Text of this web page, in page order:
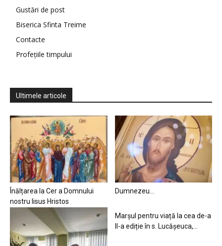
Gustări de post
Biserica Sfinta Treime
Contacte
Profețiile timpului
Ultimele articole
Înălțarea la Cer a Domnului
nostru Iisus Hristos
Dumnezeu…
Marșul pentru viață la cea de-a
II-a ediție în s. Lucășeuca,...